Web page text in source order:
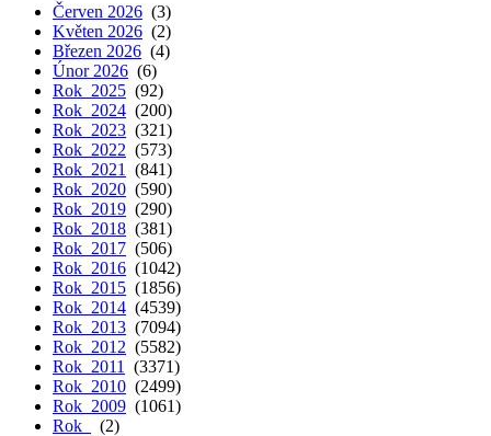
Červen 2026 (3)
Květen 2026 (2)
Březen 2026 (4)
Únor 2026 (6)
Rok 2025 (92)
Rok 2024 (200)
Rok 2023 (321)
Rok 2022 (573)
Rok 2021
(841)
Rok 2020 (590)
Rok 2019 (290)
Rok 2018 (381)
Rok 2017 (506)
Rok 2016 (1042)
Rok 2015 (1856)
Rok 2014 (4539)
Rok 2013 (7094)
Rok 2012 (5582)
Rok 2011
(3371)
Rok 2010 (2499)
Rok 2009 (1061)
Rok
(2)